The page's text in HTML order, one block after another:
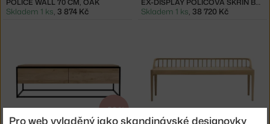
POLICE WALL 70 CM, OAK
Skladem 1 ks, 3 874 Kč
EX-DISPLAY POLICOVÁ SKŘÍŇ BLACKBIRD, OAK
Skladem 1 ks, 38 720 Kč
−30 %
Pro web vyladěný jako skandinávské designovky